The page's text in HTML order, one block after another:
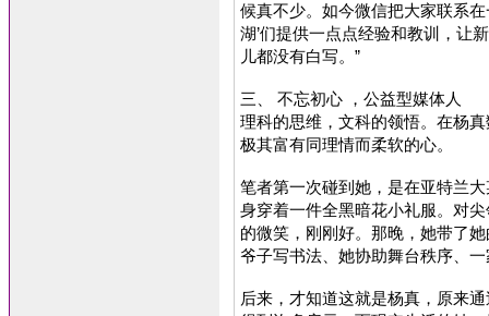
候真不少。如今微信把大家联系
湖’们提供一点点经验和教训，让
儿都没有白写。”
三、 不忘初心 ，公益型媒体人
理科的思维，文科的领悟。在杨
极其富有同理情而柔软的心。
笔者第一次碰到她，是在亚特兰
身穿着一件全黑暗花小礼服。对
的微笑，刚刚好。那晚，她带了
爷子写书法、她协助舞台秩序、
后来，才知道这就是杨真，原来